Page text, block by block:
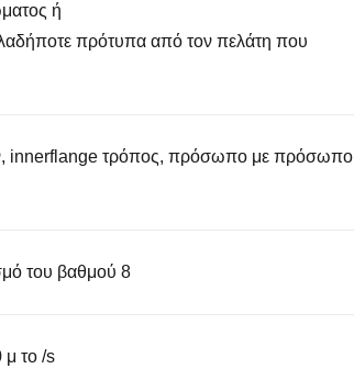
ή
πρότυπα από τον πελάτη που
innerflange τρόπος, πρόσωπο με πρόσωπο
του βαθμού 8
μ το /s